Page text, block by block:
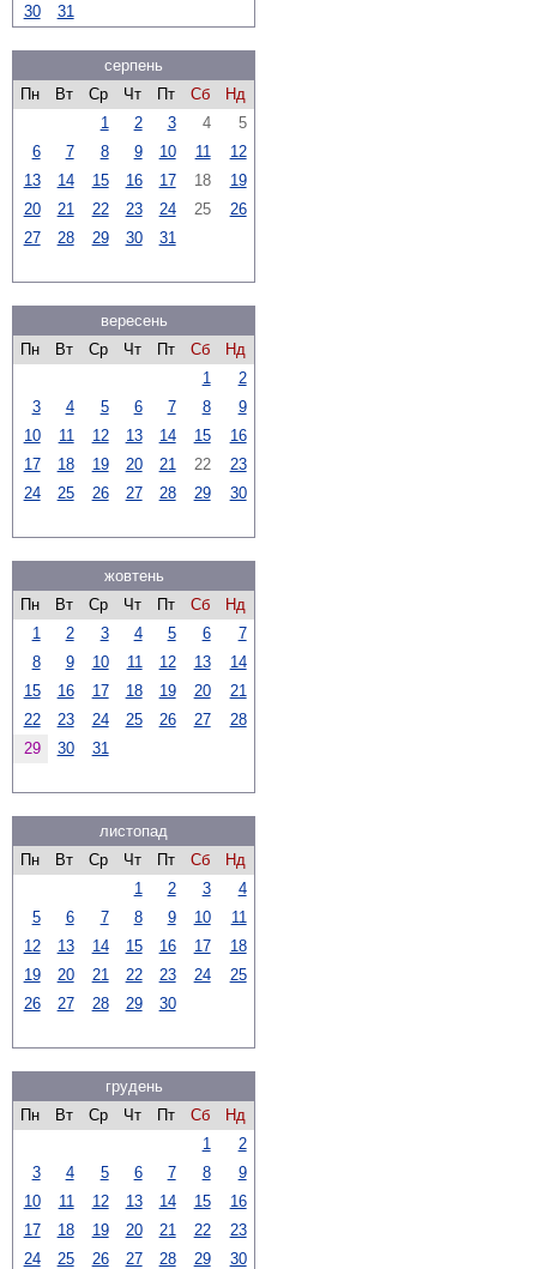
30
31
серпень
Пн
Вт Ср Чт Пт Сб
Нд
1
2 3 4
5
6
7 8 9 10 11
12
13
14 15 16 17 18
19
20
21 22 23 24 25
26
27
28 29 30 31
вересень
Пн
Вт Ср Чт Пт Сб
Нд
1
2
3
4 5 6 7 8
9
10
11 12 13 14 15
16
17
18 19 20 21 22
23
24
25 26 27 28 29 30
жовтень
Пн
Вт Ср Чт Пт Сб
Нд
1
2 3 4 5 6
7
8
9 10 11 12 13
14
15
16 17 18 19 20
21
22
23 24 25 26 27
28
29
30 31
листопад
Пн
Вт Ср Чт Пт Сб
Нд
1
2 3
4
5
6 7 8 9 10
11
12
13 14 15 16 17
18
19
20 21 22 23 24
25
26
27 28 29 30
грудень
Пн
Вт Ср Чт Пт Сб
Нд
1
2
3
4 5 6 7 8
9
10
11 12 13 14 15
16
17
18 19 20 21 22
23
24
25 26 27 28 29 30